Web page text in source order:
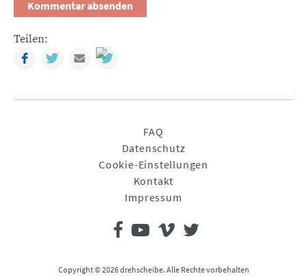
Teilen:
FacebookTwitterMail
FAQ
Datenschutz
Cookie-Einstellungen
Kontakt
Impressum
Copyright © 2026 drehscheibe. Alle Rechte vorbehalten